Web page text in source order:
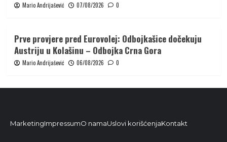
Mario Andrijašević 07/08/2026 0
Prve provjere pred Eurovolej: Odbojkašice dočekuju
Austriju u Kolašinu – Odbojka Crna Gora
Mario Andrijašević 06/08/2026 0
MarketingImpressumO namaUslovi korišćenjaKontakt